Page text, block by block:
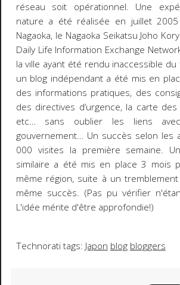
réseau soit opérationnel. Une
nature a été réalisée en juillet
Nagaoka, le Nagaoka Seikatsu Joho
Daily Life Information Exchange
la ville ayant été rendu inaccessible du
un blog indépendant a été mis en
des informations pratiques, des
des directives d’urgence, la carte
etc… sans oublier les liens
gouvernement… Un succès selon les
000 visites la première semaine.
similaire a été mis en place 3 mois
même région, suite à un
même succès. (Pas pu vérifier
L'idée mérite d'être approfondie!)
Technorati tags: Japon blog bloggers